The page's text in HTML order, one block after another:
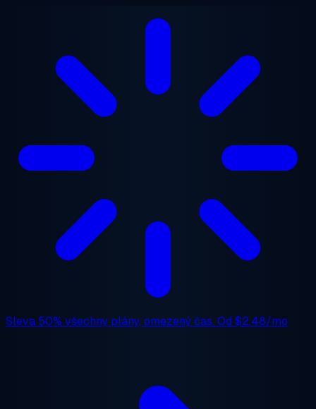
Sleva 50% všechny plány, omezený čas. Od $2.48/mo